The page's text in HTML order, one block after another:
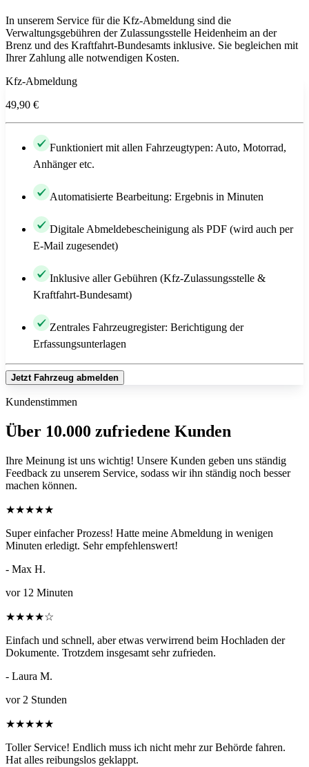
In unserem Service für die Kfz-Abmeldung sind die
Verwaltungsgebühren der Zulassungsstelle Heidenheim an der
Brenz und des Kraftfahrt-Bundesamts inklusive. Sie begleichen mit
Ihrer Zahlung alle notwendigen Kosten.
Kfz-Abmeldung
49,90 €
Funktioniert mit allen Fahrzeugtypen: Auto, Motorrad,
Anhänger etc.
Automatisierte Bearbeitung: Ergebnis in Minuten
Digitale Abmeldebescheinigung als PDF (wird auch per
E-Mail zugesendet)
Inklusive aller Gebühren (Kfz-Zulassungsstelle &
Kraftfahrt-Bundesamt)
Zentrales Fahrzeugregister: Berichtigung der
Erfassungsunterlagen
Jetzt Fahrzeug abmelden
Kundenstimmen
Über 10.000 zufriedene Kunden
Ihre Meinung ist uns wichtig! Unsere Kunden geben uns ständig
Feedback zu unserem Service, sodass wir ihn ständig noch besser
machen können.
★★★★★
Super einfacher Prozess! Hatte meine Abmeldung in wenigen
Minuten erledigt. Sehr empfehlenswert!
- Max H.
vor 12 Minuten
★★★★☆
Einfach und schnell, aber etwas verwirrend beim Hochladen der
Dokumente. Trotzdem insgesamt sehr zufrieden.
- Laura M.
vor 2 Stunden
★★★★★
Toller Service! Endlich muss ich nicht mehr zur Behörde fahren.
Hat alles reibungslos geklappt.